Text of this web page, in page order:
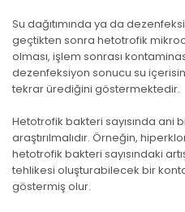
Su dağıtımında ya da
geçtikten sonra hetotrofik
olması, işlem sonrası
dezenfeksiyon sonucu su
tekrar ürediğini göstermektedir.
Hetotrofik bakteri sayısında ani
araştırılmalıdır. Örneğin,
hetotrofik bakteri sayısındaki
tehlikesi oluşturabilecek bir
göstermiş olur.